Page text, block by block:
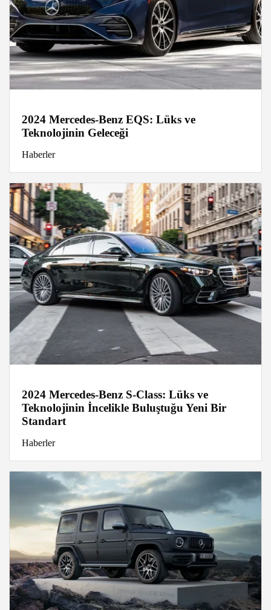
2024 Mercedes-Benz EQS: Lüks ve
Teknolojinin Geleceği
Haberler
2024 Mercedes-Benz S-Class: Lüks ve
Teknolojinin İncelikle Buluştuğu Yeni Bir
Standart
Haberler